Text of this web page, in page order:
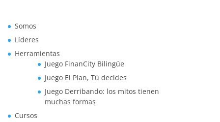
Somos
Líderes
Herramientas
Juego FinanCity Bilingüe
Juego El Plan, Tú decides
Juego Derribando: los mitos tienen
muchas formas
Cursos